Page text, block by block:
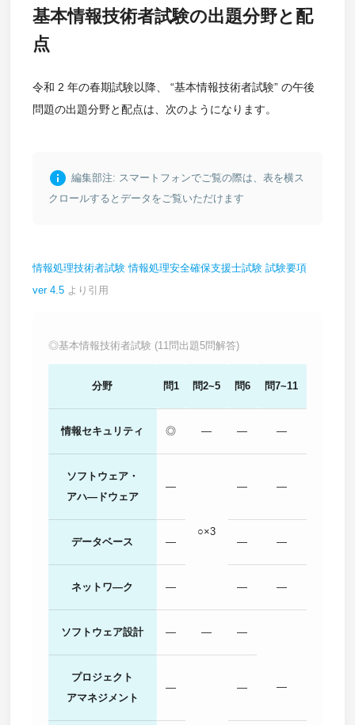
基本情報技術者試験の出題分野と配
点
令和 2 年の春期試験以降、 “基本情報技術者試験” の午後
問題の出題分野と配点は、次のようになります。
info 編集部注: スマートフォンでご覧の際は、表を横ス
クロールするとデータをご覧いただけます
情報処理技術者試験 情報処理安全確保支援士試験 試験要項
ver 4.5より引用
◎基本情報技術者試験 (11問出題5問解答)
分野 問1 問2~5 問6 問7~11
情報セキュリティ ◎ ― ― ―
ソフトウェア・
アハ―ドウェア
―
○×3
― ―
データベース ― ― ―
ネットワ―ク ― ― ―
ソフトウェア設計 ― ― ―
プロジェクト
アマネジメント
― ― ―